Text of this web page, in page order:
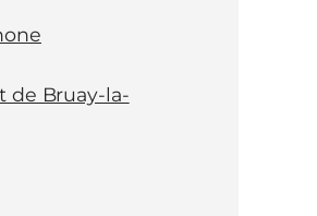
de Bruay-la-